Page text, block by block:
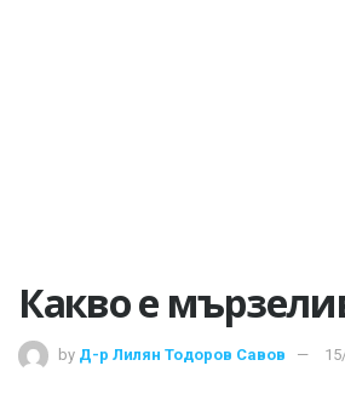
Какво е
by Д-р Лилян Тодоров Савов